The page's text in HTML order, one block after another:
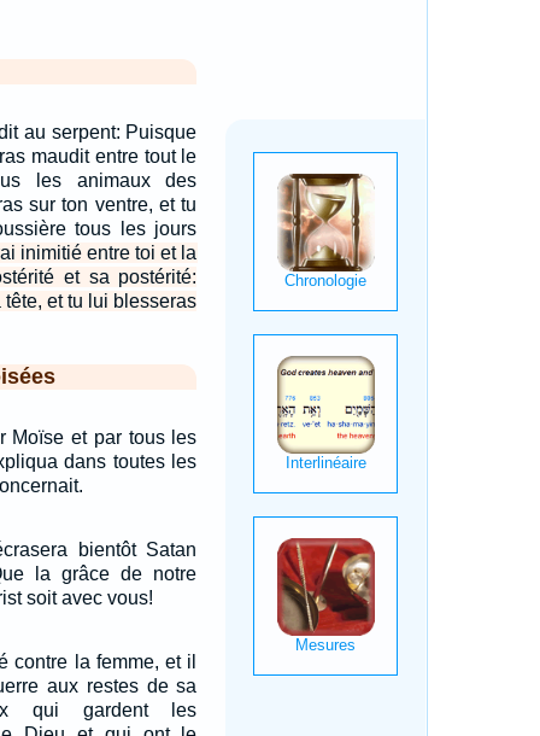
au serpent: Puisque
maudit entre tout le
les animaux des
sur ton ventre, et tu
tous les jours
inimitié entre toi et la
et sa postérité:
et tu lui blesseras
Moïse et par tous les
dans toutes les
bientôt Satan
la grâce de notre
soit avec vous!
contre la femme, et il
aux restes de sa
qui gardent les